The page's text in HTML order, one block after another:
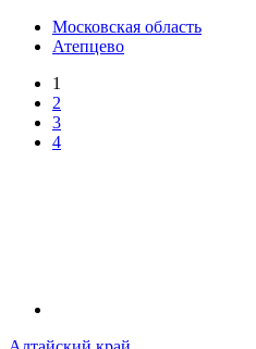
Московская область
Атепцево
1
2
3
4